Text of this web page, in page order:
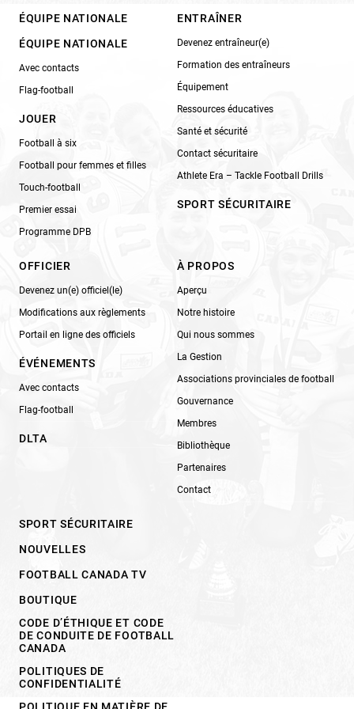
ÉQUIPE NATIONALE
ÉQUIPE NATIONALE
Avec contacts
Flag-football
JOUER
Football à six
Football pour femmes et filles
Touch-football
Premier essai
Programme DPB
ENTRAÎNER
Devenez entraîneur(e)
Formation des entraîneurs
Équipement
Ressources éducatives
Santé et sécurité
Contact sécuritaire
Athlete Era – Tackle Football Drills
SPORT SÉCURITAIRE
OFFICIER
Devenez un(e) officiel(le)
Modifications aux règlements
Portail en ligne des officiels
ÉVÉNEMENTS
Avec contacts
Flag-football
DLTA
À PROPOS
Aperçu
Notre histoire
Qui nous sommes
La Gestion
Associations provinciales de football
Gouvernance
Membres
Bibliothèque
Partenaires
Contact
SPORT SÉCURITAIRE
NOUVELLES
FOOTBALL CANADA TV
BOUTIQUE
CODE D’ÉTHIQUE ET CODE
DE CONDUITE DE FOOTBALL
CANADA
POLITIQUES DE
CONFIDENTIALITÉ
POLITIQUE EN MATIÈRE DE